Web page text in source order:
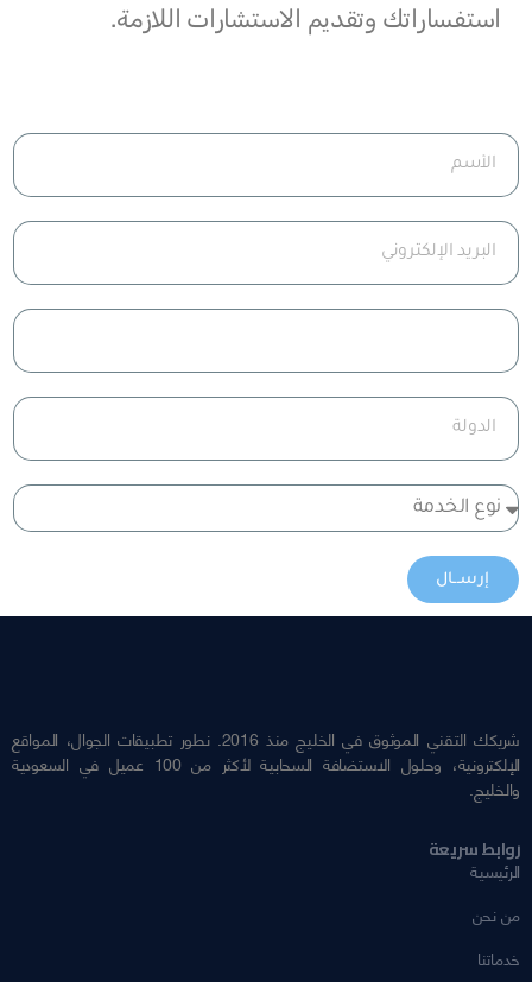
استفساراتك وتقديم الاستشارات اللازمة.
إرســال
شريكك التقني الموثوق في الخليج منذ 2016. نطور تطبيقات الجوال، المواقع
الإلكترونية، وحلول الاستضافة السحابية لأكثر من 100 عميل في السعودية
والخليج.
روابط سريعة
الرئيسية
من نحن
خدماتنا